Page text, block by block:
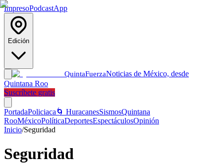
ImpresoPodcastApp
Edición
QuintaFuerzaNoticias de México, desde
Quintana Roo
Suscríbete gratis
PortadaPoliciaca 🌀 HuracanesSismosQuintana
RooMéxicoPolíticaDeportesEspectáculosOpinión
Inicio/Seguridad
Seguridad